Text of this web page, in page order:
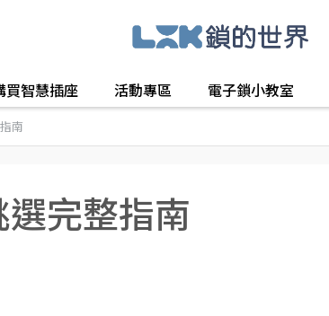
買智慧插座 活動專區 電子鎖小教室
南
完整指南